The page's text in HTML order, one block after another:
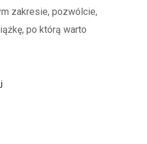
zakresie, pozwólcie,
po którą warto